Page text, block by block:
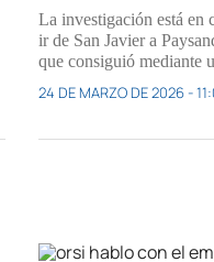
La investigación está en
ir de San Javier a
que consiguió mediante
24 DE MARZO DE 2026 -